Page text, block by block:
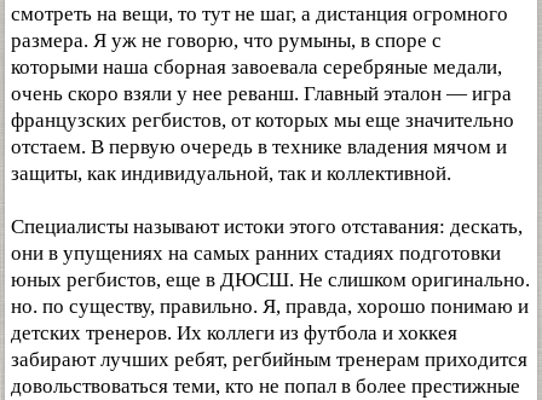
смотреть на вещи, то тут не шаг, а дистанция огромного
размера. Я уж не говорю, что румыны, в споре с
которыми наша сборная завоевала серебряные медали,
очень скоро взяли у нее реванш. Главный эталон — игра
французских регбистов, от которых мы еще значительно
отстаем. В первую очередь в технике владения мячом и
защиты, как индивидуальной, так и коллективной.
Специалисты называют истоки этого отставания: дескать,
они в упущениях на самых ранних стадиях подготовки
юных регбистов, еще в ДЮСШ. Не слишком оригинально.
но. по существу, правильно. Я, правда, хорошо понимаю и
детских тренеров. Их коллеги из футбола и хоккея
забирают лучших ребят, регбийным тренерам приходится
довольствоваться теми, кто не попал в более престижные